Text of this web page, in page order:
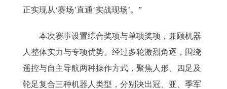
正实现从‘赛场’直通‘实战现场’。”
本次赛事设置综合奖项与单项奖项，兼顾机器
人整体实力与专项优势。经过多轮激烈角逐，围绕
遥控与自主导航两种操作方式，聚焦人形、四足及
轮足复合三种机器人类型，分别决出冠、亚、季军